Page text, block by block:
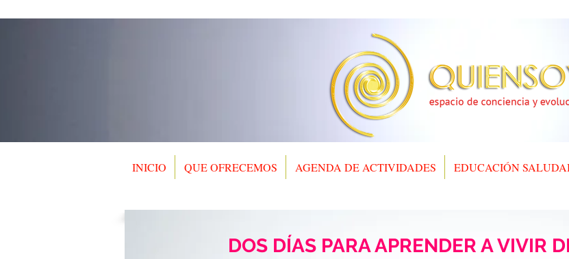
QUIENSOY
espacio de conciencia y evolución
INICIO QUE OFRECEMOS AGENDA DE ACTIVIDADES EDUCACIÓN
DOS DÍAS PARA APRENDER A VIVIR